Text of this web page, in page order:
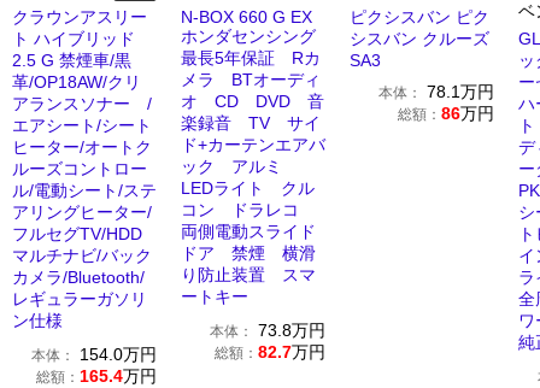
クラウンアスリー
ト ハイブリッド
2.5 G 禁煙車/黒
革/OP18AW/クリ
アランスソナー /
エアシート/シート
ヒーター/オートク
ルーズコントロー
ル/電動シート/ステ
アリングヒーター/
フルセグTV/HDD
マルチナビ/バック
カメラ/Bluetooth/
レギュラーガソリ
ン仕様
本体： 154.0万円
総額： 165.4万円
N-BOX 660 G EX
ホンダセンシング
最長5年保証 Rカ
メラ BTオーディ
オ CD DVD 音
楽録音 TV サイ
ド+カーテンエアバ
ック アルミ
LEDライト クル
コン ドラレコ
両側電動スライド
ドア 禁煙 横滑
り防止装置 スマ
ートキー
本体： 73.8万円
総額： 82.7万円
ピクシスバン ピク
シスバン クルーズ
SA3
本体： 78.1万円
総額： 86万円
ベ
ー
ハ
デ
ー
イ
全
純